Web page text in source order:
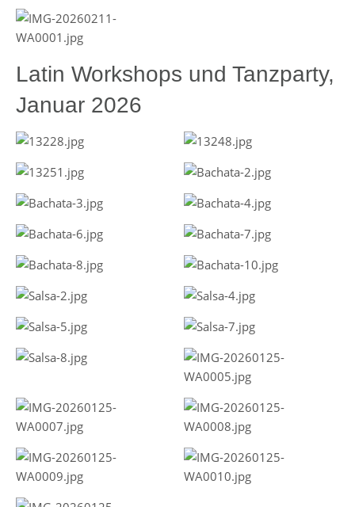
Latin Workshops und Tanzparty,
Januar 2026